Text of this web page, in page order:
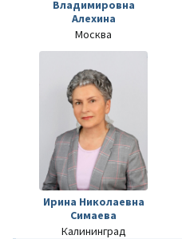
Владимировна
Алехина
Москва
Ирина Николаевна
Симаева
Калининград